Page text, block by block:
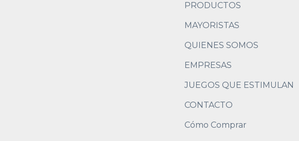
PRODUCTOS
MAYORISTAS
QUIENES SOMOS
EMPRESAS
JUEGOS QUE ESTIMULAN
CONTACTO
Cómo Comprar